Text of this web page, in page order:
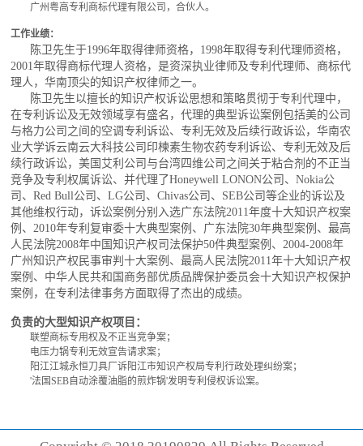
广州粤高专利商标代理有限公司，合伙人。
工作业绩：
陈卫先生于1996年取得律师资格，1998年取得专利代理师资格，
2001年取得商标代理人资格，是资深执业律师及专利代理师、商标代
理人，华南顶尖的知识产权律师之一。
陈卫先生以擅长的知识产权诉讼思想和策略贯彻于专利代理中，
在专利诉讼及无效领域享有盛名，代理的典型诉讼案例包括美的公司
与格力公司之间的空调专利诉讼、专利无效及后续行政诉讼，华南农
业大学诉云南云大科技公司印楝素生物农药专利诉讼、专利无效及后
续行政诉讼，美国艾利公司与台湾四维公司之间关于粘合剂的不正当
竞争及专利权属诉讼、并代理了Honeywell LONON公司、Nokia公
司、Red Bull公司、LG公司、Chivas公司、SEB公司等企业的诉讼及
其他维权行动，诉讼案例分别入选广东法院2011年度十大知识产权案
例、2010年专利复审委十大典型案例、广东法院30年典型案例、最高
人民法院2008年中国知识产权司法保护50件典型案例、2004-2008年
广州知识产权民事审判十大案例、最高人民法院2011年十大知识产权
案例、中华人民共和国商务部优质品牌保护委员会十大知识产权保护
案例，在专利法律事务方面取得了杰出的成绩。
负责的大型知识产权项目：
联塑商标专用权及不正当竞争案；
电压力锅专利无效宣告请求案；
阳江江城永恒刀具厂诉阳江市知识产权局专利行政处理纠纷案；
'法国SEB自动涂覆油脂的煎炸锅'发明专利侵权诉讼案。